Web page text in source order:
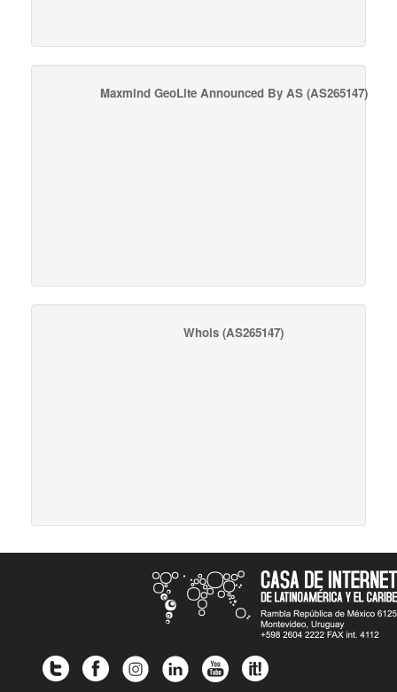
Maxmind GeoLite Announced By AS(AS265147)
Whois (AS265147)